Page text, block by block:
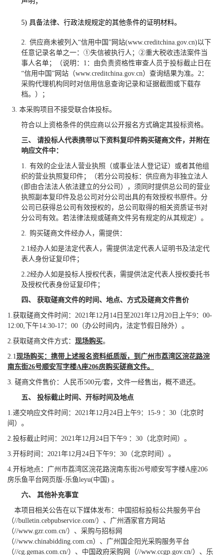
5) 具备法律、行政法规规定的其他条件的证明材料。
2. 供应商未被列入“信用中国”网站(www.creditchina.gov.cn)以下
任意记录名单之一：①失信被执行人；②重大税收违法案件当
事人名单；（说明：1：由负责资格性审查人员于投标截止日在
“信用中国”网站（www.creditchina.gov.cn）查询结果为准。2：
采购代理机构同时对信用信息查询记录和证据截图或下载存
档。）；
3. 本采购项目不接受联合体投标。
符合以上资格条件的供应商以公开报名方式确定其投标资格。
三、
请投标人代表携带以下资料复印件购买磋商文件，并附在
响应文件中：
1. 有效的企业法人营业执照（或事业法人登记证）或者其他组
织的营业执照复印件；（若分公司投标：供应商为非独立法人
(即由合法法人依法建立的分公司），须同时提供总公司的营业
执照副本复印件及总公司对分公司出具的有效授权书原件。分
公司已获得总公司有效授权的，总公司取得的相关资质证书对
分公司有效。若法律法规或磋商文件另有规定的从其规定）。
2. 购买磋商文件经办人，需提供：
2.1经办人如是法定代表人，需提供法定代表人证明书及法定代
表人身份证复印件；
2.2经办人如是投标人授权代表，需提供法定代表人授权委托书
及授权代表身份证复印件；
四、 获取磋商文件的时间、地点、方式及磋商文件售价
1.获取磋商文件时间：2021年12月14日至2021年12月20日上午9：00-
12:00,下午14:30-17：00（办公时间内，法定节假日除外）。
2.获取磋商文件方式： 现场购买。
2.1现场购买：携带上述报名资料纸质版，到广州市荔湾区浣花路浣
南东街26号顺安写字楼A座206房购买磋商文件。
3. 磋商文件售价：人民币500元/套，文件一经售出，概不退还。
五、 投标截止时间、开标时间及地点
1.递交响应文件时间：2021年12月24日上午9：15-9 ：30（北京时
间）。
2.投标截止时间：2021年12月24日下午9 ：30（北京时间）。
3.开标时间：2021年12月24日下午9：30（北京时间）。
4.开标地点：广州市荔湾区浣花路浣南东街26号顺安写字楼A座206
房乐鱼平台网页版-乐鱼leyu(中国) 。
六、 其他补充事宜
本项目相关公告在以下媒体发布：中国招标投标公共服务平台
（//bulletin.cebpubservice.com/）、 广州酒家官方网站
（//www.gzr.com.cn/）、采购与招标网
（//www.chinabidding.com.cn）、广州国企阳光采购服务平台
（//cg.gemas.com.cn/）、中国政府采购网（//www.ccgp.gov.cn/）、 乐